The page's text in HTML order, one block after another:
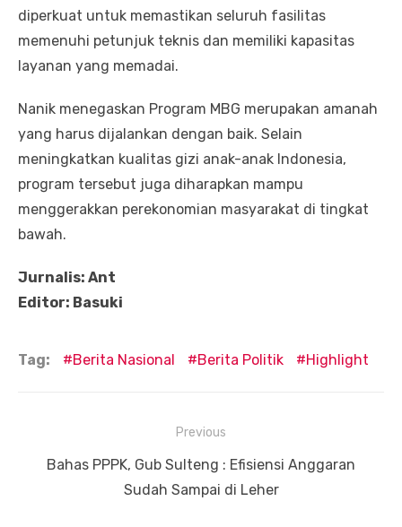
diperkuat untuk memastikan seluruh fasilitas
memenuhi petunjuk teknis dan memiliki kapasitas
layanan yang memadai.
Nanik menegaskan Program MBG merupakan amanah
yang harus dijalankan dengan baik. Selain
meningkatkan kualitas gizi anak-anak Indonesia,
program tersebut juga diharapkan mampu
menggerakkan perekonomian masyarakat di tingkat
bawah.
Jurnalis: Ant
Editor: Basuki
Tag: Berita Nasional Berita Politik Highlight
pos
Previous
Previous
Bahas PPPK, Gub Sulteng : Efisiensi Anggaran
Sudah Sampai di Leher